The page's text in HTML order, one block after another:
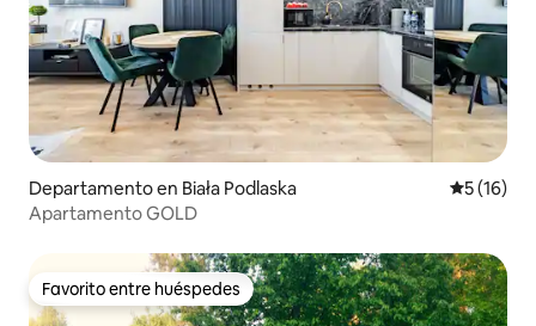
Departamento en Biała Podlaska
5 (16)
Apartamento GOLD
Favorito entre huéspedes
Favorito entre huéspedes